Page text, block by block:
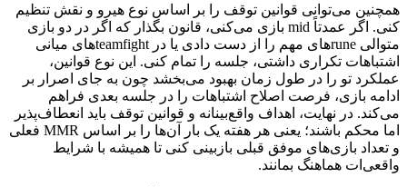
همچنین می‌توانی قوانین توقف را بر اساس نوع هیرو و نقش تنظیم
کنی. اگر عمدتاً mid بازی می‌کنی، قانون بگذار که اگر در دو بازی
متوالی runeهای مهم را از دست دادی یا در teamfightهای میانی
اشتباهات تکراری داشتی، جلسه را تمام کنی. این نوع قوانین،
عملکرد تو را در طول زمان بهبود می‌بخشد چون به جای اصرار بر
ادامه بازی، فرصت اصلاح اشتباهات را در جلسه بعدی فراهم
می‌کند. در نهایت، اهداف واقع‌بینانه و قوانین توقف باید انعطاف‌پذیر
اما محکم باشند؛ یعنی هر هفته یک بار آن‌ها را بر اساس MMR فعلی
و تعداد بازی‌های موفق قبلی بازبینی کنی تا همیشه با شرایط
واقعی‌ات هماهنگ بمانند.